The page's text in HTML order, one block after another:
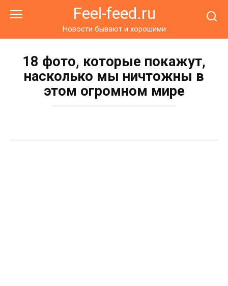
Feel-feed.ru
Новости бывают и хорошими
18 фото, которые покажут,
насколько мы ничтожны в
этом огромном мире